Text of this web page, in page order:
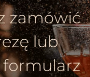
zamówić
lub
formularz